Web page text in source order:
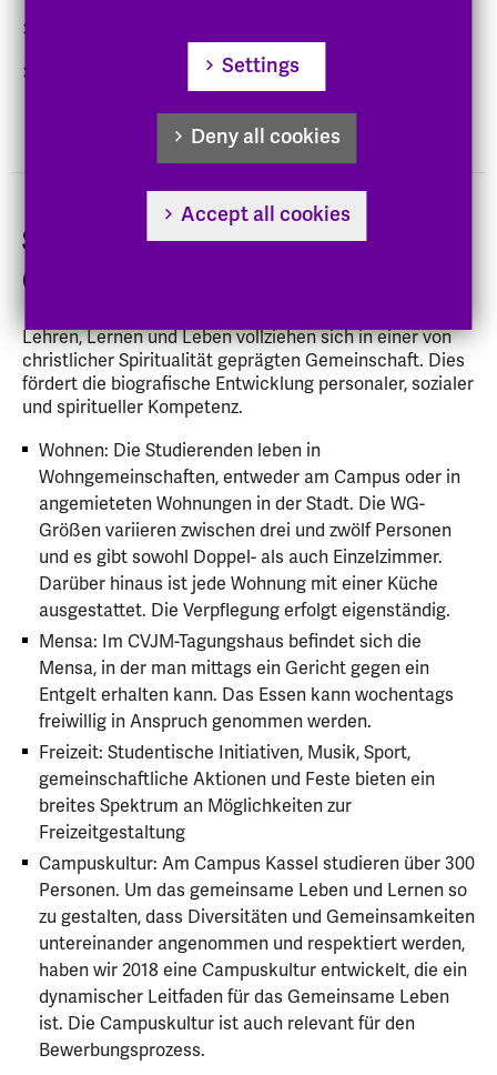
Transformationsstudien: Öffentliche Theologie &
Studiengemeinschaft auf dem
Campus
Lehren, Lernen und Leben vollziehen sich in einer von
christlicher Spiritualität geprägten Gemeinschaft. Dies
fördert die biografische Entwicklung personaler, sozialer
und spiritueller Kompetenz.
Wohnen: Die Studierenden leben in
Wohngemeinschaften, entweder am Campus oder in
angemieteten Wohnungen in der Stadt. Die WG-
Größen variieren zwischen drei und zwölf Personen
und es gibt sowohl Doppel- als auch Einzelzimmer.
Darüber hinaus ist jede Wohnung mit einer Küche
ausgestattet. Die Verpflegung erfolgt eigenständig.
Mensa: Im CVJM-Tagungshaus befindet sich die
Mensa, in der man mittags ein Gericht gegen ein
Entgelt erhalten kann. Das Essen kann wochentags
freiwillig in Anspruch genommen werden.
Freizeit: Studentische Initiativen, Musik, Sport,
gemeinschaftliche Aktionen und Feste bieten ein
breites Spektrum an Möglichkeiten zur
Freizeitgestaltung
Campuskultur: Am Campus Kassel studieren über 300
Personen. Um das gemeinsame Leben und Lernen so
zu gestalten, dass Diversitäten und Gemeinsamkeiten
untereinander angenommen und respektiert werden,
haben wir 2018 eine Campuskultur entwickelt, die ein
dynamischer Leitfaden für das Gemeinsame Leben
ist. Die Campuskultur ist auch relevant für den
Bewerbungsprozess.
Settings
Deny all cookies
Accept all cookies